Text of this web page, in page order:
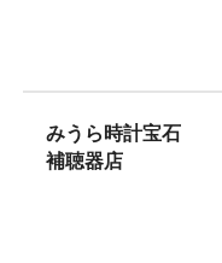
みうら時計宝石
補聴器店